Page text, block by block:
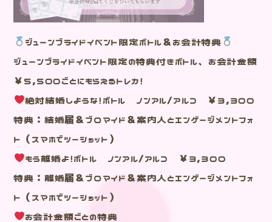
ジューンブライドイベント限定ボトル＆お会計特典
ジューンブライドイベント限定の特典付きボトル、お会計金額
￥5,500ごとにもらえるトレカ！
絶対結婚しような！ボトル ノンアル/アルコ ￥3,300
特典：結婚届＆ブロマイド＆案内人とエンゲージメントフォ
ト（スマホでツーショット）
もう離婚よ！ボトル ノンアル/アルコ ￥3,300
特典：離婚届＆ブロマイド＆案内人とエンゲージメントフォ
ト（スマホでツーショット）
お会計金額ごとの特典